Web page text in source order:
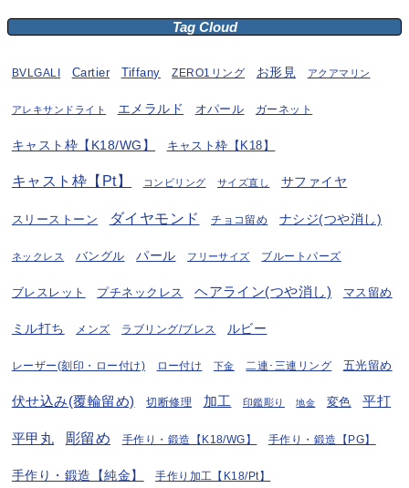
Tag Cloud
BVLGALI Cartier Tiffany ZERO1リング お形見 アクアマリン
アレキサンドライト エメラルド オパール ガーネット
キャスト枠【K18/WG】 キャスト枠【K18】
キャスト枠【Pt】 コンビリング サイズ直し サファイヤ
スリーストーン ダイヤモンド チョコ留め ナシジ(つや消し)
ネックレス バングル パール フリーサイズ ブルートパーズ
ブレスレット プチネックレス ヘアライン(つや消し) マス留め
ミル打ち メンズ ラブリング/ブレス ルビー
レーザー(刻印・ロー付け) ロー付け 下金 二連･三連リング 五光留め
伏せ込み(覆輪留め) 切断修理 加工 印鑑彫り 地金 変色 平打
平甲丸 彫留め 手作り・鍛造【K18/WG】 手作り・鍛造【PG】
手作り・鍛造【純金】 手作り加工【K18/Pt】